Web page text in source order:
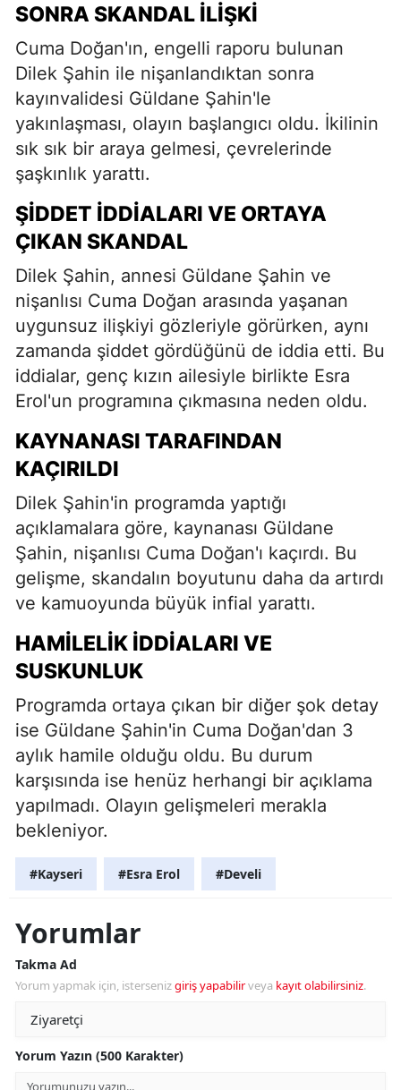
SONRA SKANDAL İLIŞKI
Cuma Doğan'ın, engelli raporu bulunan
Dilek Şahin ile nişanlandıktan sonra
kayınvalidesi Güldane Şahin'le
yakınlaşması, olayın başlangıcı oldu. İkilinin
sık sık bir araya gelmesi, çevrelerinde
şaşkınlık yarattı.
ŞIDDET İDDIALARI VE ORTAYA
ÇIKAN SKANDAL
Dilek Şahin, annesi Güldane Şahin ve
nişanlısı Cuma Doğan arasında yaşanan
uygunsuz ilişkiyi gözleriyle görürken, aynı
zamanda şiddet gördüğünü de iddia etti. Bu
iddialar, genç kızın ailesiyle birlikte Esra
Erol'un programına çıkmasına neden oldu.
KAYNANASI TARAFINDAN
KAÇIRILDI
Dilek Şahin'in programda yaptığı
açıklamalara göre, kaynanası Güldane
Şahin, nişanlısı Cuma Doğan'ı kaçırdı. Bu
gelişme, skandalın boyutunu daha da artırdı
ve kamuoyunda büyük infial yarattı.
HAMILELIK İDDIALARI VE
SUSKUNLUK
Programda ortaya çıkan bir diğer şok detay
ise Güldane Şahin'in Cuma Doğan'dan 3
aylık hamile olduğu oldu. Bu durum
karşısında ise henüz herhangi bir açıklama
yapılmadı. Olayın gelişmeleri merakla
bekleniyor.
#Kayseri #Esra Erol #Develi
Yorumlar
Takma Ad
Yorum yapmak için, istersenizgiriş yapabilirveya kayıt olabilirsiniz.
Yorum Yazın (500 Karakter)